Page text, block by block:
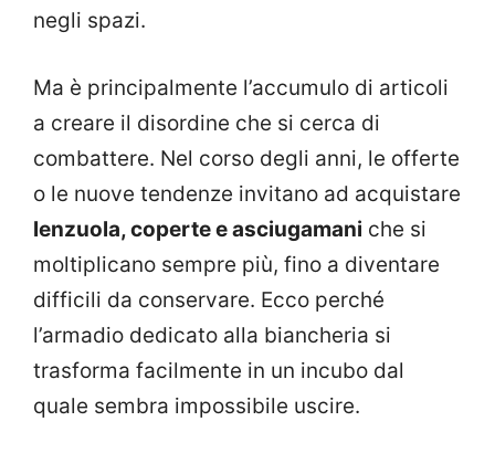
negli spazi.
Ma è principalmente l’accumulo di articoli
a creare il disordine che si cerca di
combattere. Nel corso degli anni, le offerte
o le nuove tendenze invitano ad acquistare
lenzuola, coperte e asciugamani che si
moltiplicano sempre più, fino a diventare
difficili da conservare. Ecco perché
l’armadio dedicato alla biancheria si
trasforma facilmente in un incubo dal
quale sembra impossibile uscire.